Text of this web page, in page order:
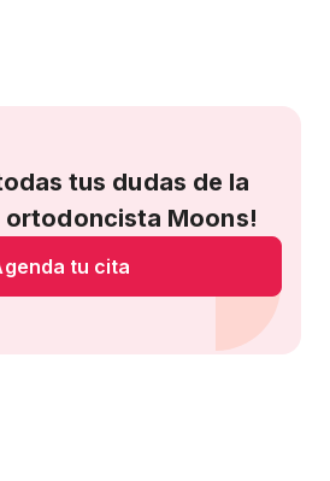
tus dudas de la
ortodoncista Moons!
tu cita